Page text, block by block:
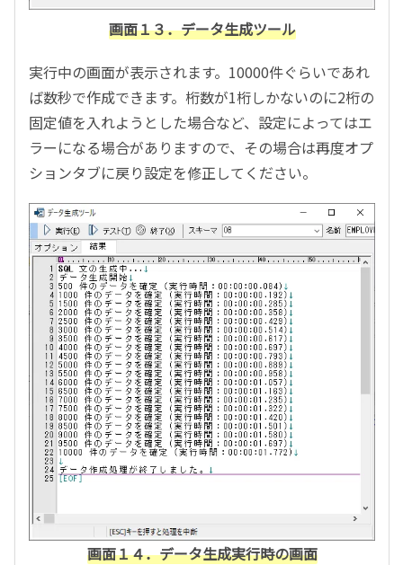
画面１３．データ生成ツール
実行中の画面が表示されます。10000件ぐらいであれ
ば数秒で作成できます。桁数が1桁しかないのに2桁の
固定値を入れようとした場合など、設定によってはエ
ラーになる場合がありますので、その場合は再度オプ
ションタブに戻り設定を修正してください。
画面１４．データ生成実行時の画面